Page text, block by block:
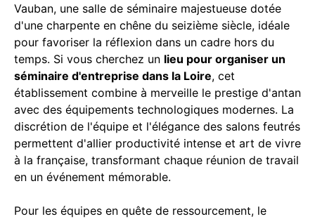
Vauban, une salle de séminaire majestueuse dotée
d'une charpente en chêne du seizième siècle, idéale
pour favoriser la réflexion dans un cadre hors du
temps. Si vous cherchez un lieu pour organiser un
séminaire d'entreprise dans la Loire, cet
établissement combine à merveille le prestige d'antan
avec des équipements technologiques modernes. La
discrétion de l'équipe et l'élégance des salons feutrés
permettent d'allier productivité intense et art de vivre
à la française, transformant chaque réunion de travail
en un événement mémorable.
Pour les équipes en quête de ressourcement, le